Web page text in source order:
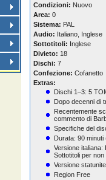
Condizioni: Nuovo
Area: 0
Sistema: PAL
Audio: Italiano, Inglese
Sottotitoli: Inglese
Divieto: 18
Dischi: 7
Confezione: Cofanetto
Extras:
Dischi 1–3: 5
Dopo decenni di
Recentemente
commento di
Specifiche del
Durata: 90
Versione italiana:
Sottotitoli per non
Versione
Region Free